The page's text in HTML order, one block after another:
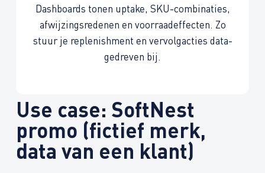
Dashboards tonen uptake, SKU-combinaties,
afwijzings­redenen en voorraad­effecten. Zo
stuur je replenishment en vervolg­acties data-
gedreven bij.
Use case: SoftNest
promo (fictief merk,
data van een klant)